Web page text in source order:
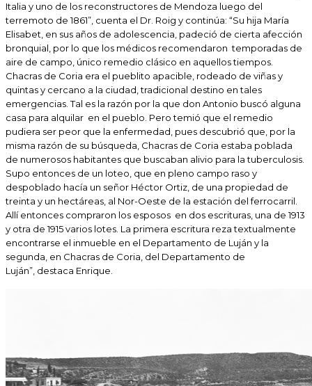
Italia y uno de los reconstructores de Mendoza luego del
terremoto de 1861”, cuenta el Dr. Roig y continúa: “Su hija María
Elisabet, en sus años de adolescencia, padeció de cierta afección
bronquial, por lo que los médicos recomendaron temporadas de
aire de campo, único remedio clásico en aquellos tiempos.
Chacras de Coria era el pueblito apacible, rodeado de viñas y
quintas y cercano a la ciudad, tradicional destino en tales
emergencias. Tal es la razón por la que don Antonio buscó alguna
casa para alquilar en el pueblo. Pero temió que el remedio
pudiera ser peor que la enfermedad, pues descubrió que, por la
misma razón de su búsqueda, Chacras de Coria estaba poblada
de numerosos habitantes que buscaban alivio para la tuberculosis.
Supo entonces de un loteo, que en pleno campo raso y
despoblado hacía un señor Héctor Ortiz, de una propiedad de
treinta y un hectáreas, al Nor-Oeste de la estación del ferrocarril.
Allí entonces compraron los esposos en dos escrituras, una de 1913
y otra de 1915 varios lotes. La primera escritura reza textualmente
encontrarse el inmueble en el Departamento de Luján y la
segunda, en Chacras de Coria, del Departamento de
Luján”, destaca Enrique.